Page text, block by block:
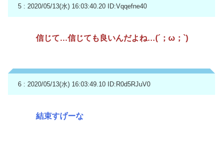
5 : 2020/05/13(水) 16:03:40.20 ID:Vqqefne40
信じて…信じても良いんだよね…(´；ω；`)
6 : 2020/05/13(水) 16:03:49.10 ID:R0d5RJuV0
結束すげーな